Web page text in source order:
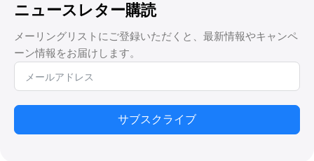
スクリーンは映画のようなインパクトを与えることができませ
2.適切なスクリーンタイプを選ぶ
固定フレームスクリーン
スクリーンを設置したままの専用ホームシアターに最適。優れた
ニュースレター購読
メーリングリストにご登録いただくと、最新情報やキャンペ
ーン情報をお届けします。
サブスクライブ